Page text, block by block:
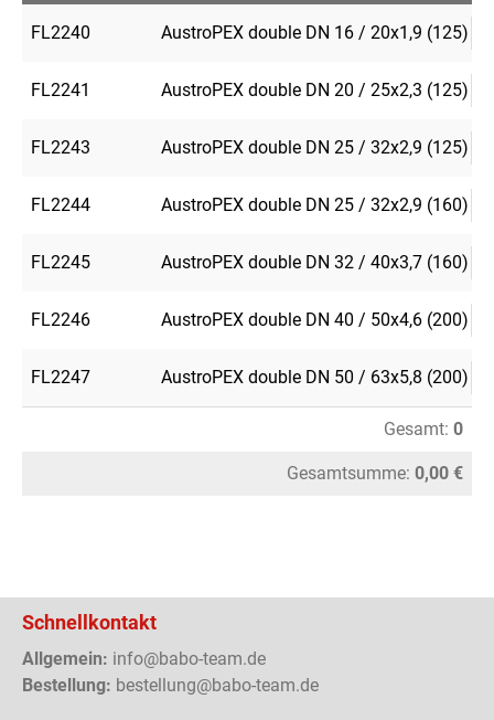
FL2240 AustroPEX double DN 16 / 20x1,9 (125)
FL2241 AustroPEX double DN 20 / 25x2,3 (125)
FL2243 AustroPEX double DN 25 / 32x2,9 (125)
FL2244 AustroPEX double DN 25 / 32x2,9 (160)
FL2245 AustroPEX double DN 32 / 40x3,7 (160)
FL2246 AustroPEX double DN 40 / 50x4,6 (200)
FL2247 AustroPEX double DN 50 / 63x5,8 (200)
Gesamt: 0
Gesamtsumme: 0,00 €
Schnellkontakt
Allgemein: info@babo-team.de
Bestellung: bestellung@babo-team.de